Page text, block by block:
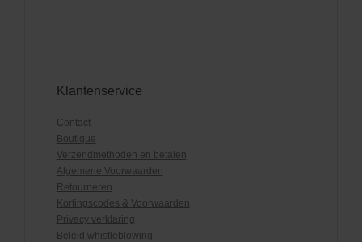
Klantenservice
Contact
Boutique
Verzendmethoden en betalen
Algemene Voorwaarden
Retourneren
Kortingscodes & Voorwaarden
Privacy verklaring
Beleid whistleblowing